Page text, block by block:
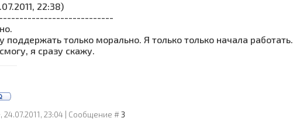
22:38)
поддержать только морально. Я только только начала работать.
я сразу скажу.
24.07.2011, 23:04 | Сообщение #3